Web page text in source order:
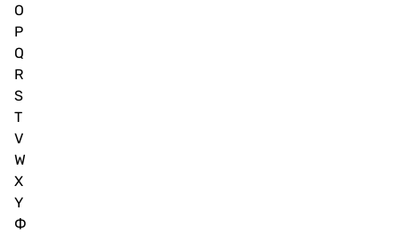
O
P
Q
R
S
T
V
W
X
Y
Ф